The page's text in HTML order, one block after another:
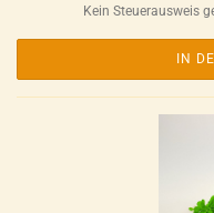
Kein Steuerausweis
IN